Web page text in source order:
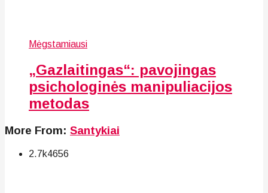
Mėgstamiausi
„Gazlaitingas“: pavojingas
psichologinės manipuliacijos
metodas
More From: Santykiai
2.7k4656